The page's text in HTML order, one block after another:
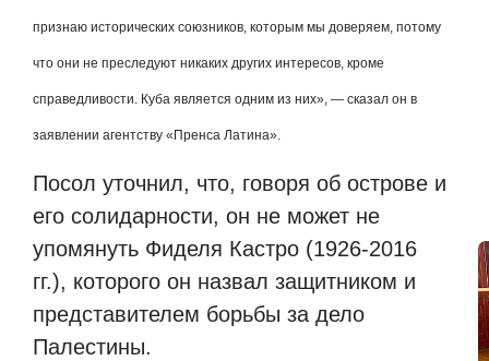
признаю исторических союзников, которым мы доверяем, потому
что они не преследуют никаких других интересов, кроме
справедливости. Куба является одним из них», — сказал он в
заявлении агентству «Пренса Латина».
Посол уточнил, что, говоря об острове и
его солидарности, он не может не
упомянуть Фиделя Кастро (1926-2016
гг.), которого он назвал защитником и
представителем борьбы за дело
Палестины.